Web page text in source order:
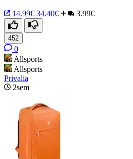
14.99€ 34.40€ 3.99€
452
0
Allsports
Allsports
Privalia
2sem